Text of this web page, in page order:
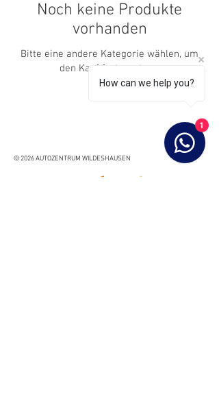
Noch keine Produkte
vorhanden
Bitte eine andere Kategorie wählen, um
den Kauf fortzusetzen.
© 2026 AUTOZENTRUM WILDESHAUSEN
How can we help you?
1